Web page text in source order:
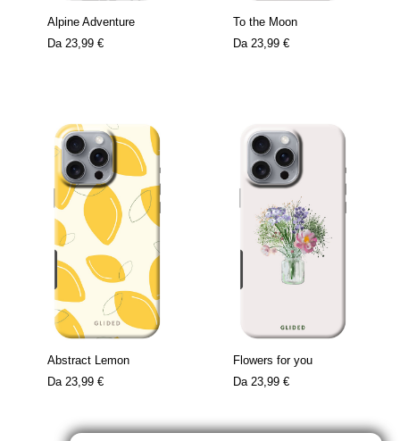
Alpine Adventure
Da 23,99 €
To the Moon
Da 23,99 €
Abstract Lemon
Da 23,99 €
Flowers for you
Da 23,99 €